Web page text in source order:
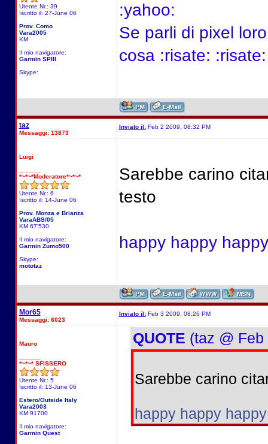
Utente Nr.: 39
Iscritto il: 27-June 06
Prov. Como
Vara2005
KM
Il mio navigatore:
Garmin SPIII
Skype:
:yahoo:
Se parli di pixel
cosa :risate: :risate:
taz
Messaggi: 13873
Inviato il:Feb 2 2009, 08:32 PM
Luigi
*~*~*Moderatore*~*~*
Utente Nr.: 6
Iscritto il: 14-June 06
Prov. Monza e Brianza
VaraABS/05
KM 67'530
Il mio navigatore:
Garmin Zumo500
Skype:
mototaz
Sarebbe carino
testo
happy happy happy
Mor65
Messaggi: 6023
Inviato il:Feb 3 2009, 08:26 PM
Mauro
*~*~* SFISSERO
Utente Nr.: 5
Iscritto il: 13-June 06
Estero/Outside Italy
Vara2003
KM 91700
Il mio navigatore:
Garmin Quest
QUOTE (taz @
Sarebbe carino
happy happy happy